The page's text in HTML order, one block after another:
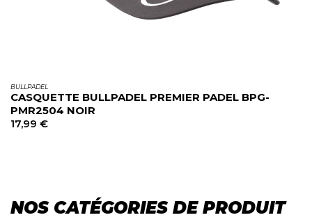
BULLPADEL
CASQUETTE BULLPADEL PREMIER PADEL BPG-
PMR2504 NOIR
17,99 €
NOS CATÉGORIES DE PRODUIT